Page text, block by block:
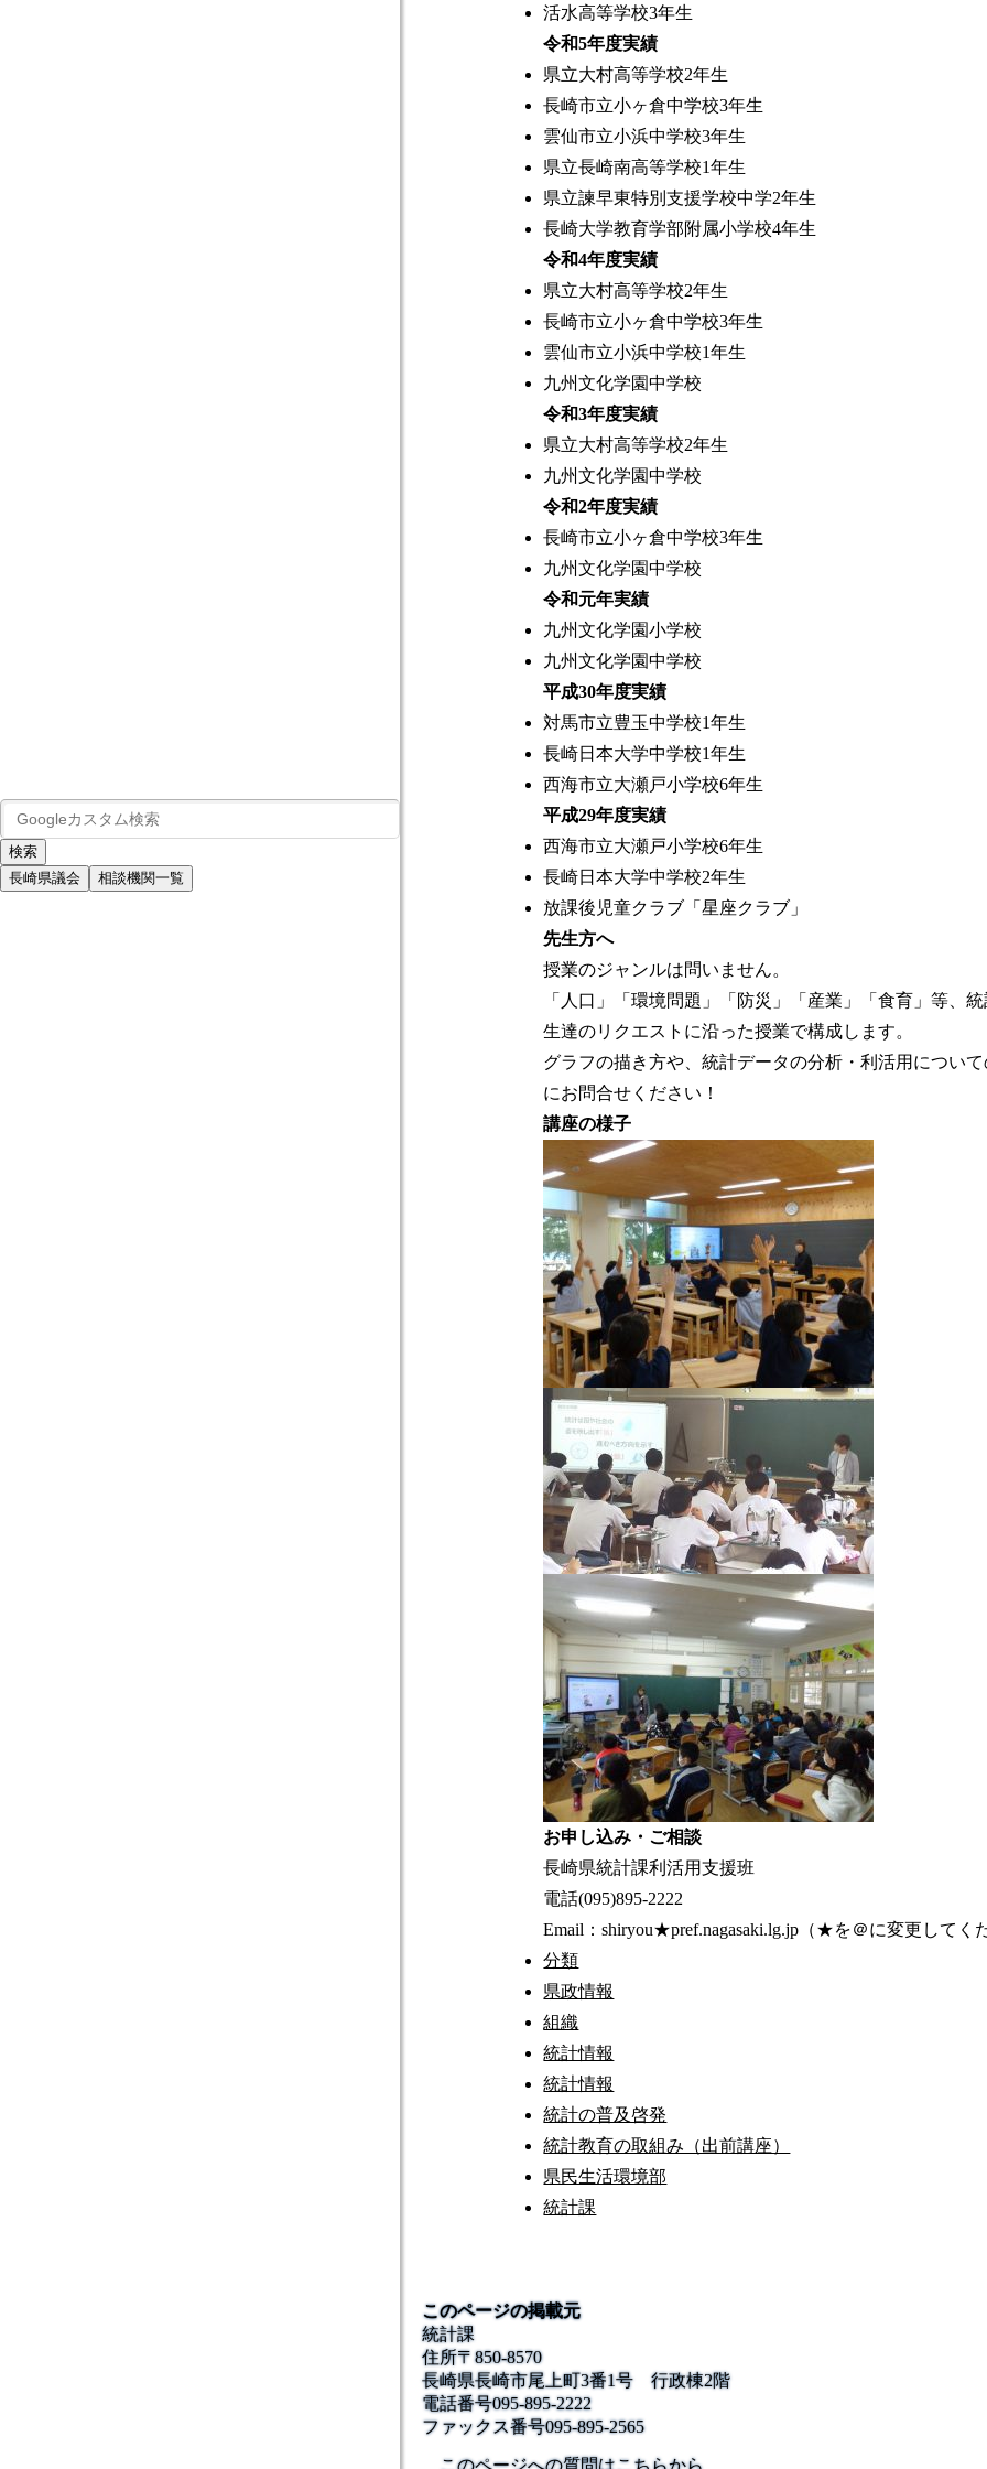
長崎県議会 相談機関一覧
活水高等学校3年生
令和5年度実績
県立大村高等学校2年生
長崎市立小ヶ倉中学校3年生
雲仙市立小浜中学校3年生
県立長崎南高等学校1年生
県立諫早東特別支援学校中学2年生
長崎大学教育学部附属小学校4年生
令和4年度実績
県立大村高等学校2年生
長崎市立小ヶ倉中学校3年生
雲仙市立小浜中学校1年生
九州文化学園中学校
令和3年度実績
県立大村高等学校2年生
九州文化学園中学校
令和2年度実績
長崎市立小ヶ倉中学校3年生
九州文化学園中学校
令和元年実績
九州文化学園小学校
九州文化学園中学校
平成30年度実績
対馬市立豊玉中学校1年生
長崎日本大学中学校1年生
西海市立大瀬戸小学校6年生
平成29年度実績
西海市立大瀬戸小学校6年生
長崎日本大学中学校2年生
放課後児童クラブ「星座クラブ」
先生方へ
授業のジャンルは問いません。
「人口」「環境問題」「防災」「産業」「食育」等、
生達のリクエストに沿った授業で構成します。
グラフの描き方や、統計データの分析・利活用につい
にお問合せください！
講座の様子
お申し込み・ご相談
長崎県統計課利活用支援班
電話(095)895-2222
Email：shiryou★pref.nagasaki.lg.jp（★を＠に変更してく
分類
県政情報
組織
統計情報
統計情報
統計の普及啓発
統計教育の取組み（出前講座）
県民生活環境部
統計課
このページの掲載元
統計課
住所〒850-8570
長崎県長崎市尾上町3番1号 行政棟2階
電話番号095-895-2222
ファックス番号095-895-2565
このページへの質問はこちらから
公式SNS
このサイトについて